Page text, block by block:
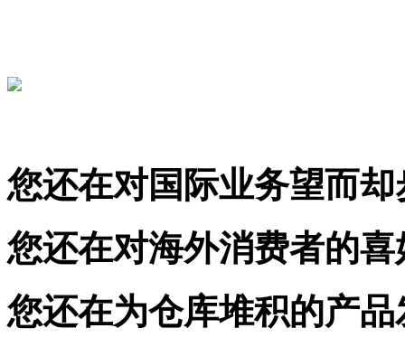
您还在对国际业务望而却
您还在对海外消费者的
您还在为仓库堆积的产